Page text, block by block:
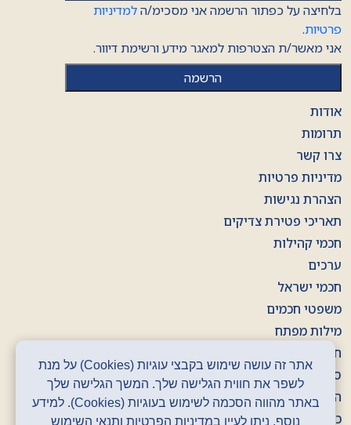
בלחיצה על כפתור הרשמה אני מסכימ/הלמדיניות
פרטיות.
אני מאשר/ת הצטרפות למאגר מידע ורשימת דיוור.
אודות
תרומות
צרו קשר
מדיניות פרטיות
הצהרת נגישות
תאריכי פטירת צדיקים
חכמי קהילות
ערכים
חכמי ישראל
משפטי חכמים
מילות מפתח
חוברות
סרטונים
הסכתים
כרזות
אתר זה עושה שימוש בקבצי עוגיות (Cookies) על מנת
לשפר את חווית הגלישה שלך. המשך הגלישה שלך
באתר מהווה הסכמה לשימוש בעוגיות (Cookies). למידע
נוסף, ניתן לעיין במדיניות הפרטיות ותנאי השימוש